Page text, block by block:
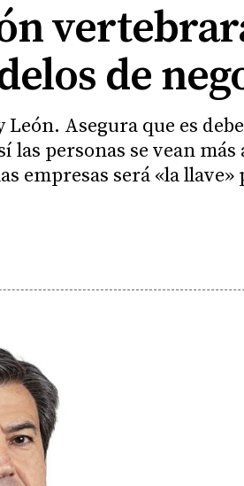
de
Asegura que es
las personas se vean
empresas será «la